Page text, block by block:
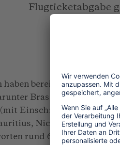
Flugticketabgabe
haben bereits die
Brasilien, Chile,
Einschränkungen),
Nicaragua,
rund 60 Prozent der